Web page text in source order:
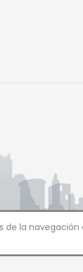
la navegación